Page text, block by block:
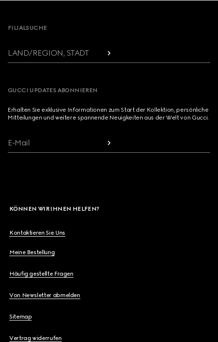
FILIALSUCHE
LAND/REGION, STADT
GUCCI UPDATES ABONNIEREN
Erhalten Sie exklusive Informationen zum Start der Kollektion, persönliche
Mitteilungen und weitere spannende Neuigkeiten aus der Welt von Gucci.
E-Mail
KÖNNEN WIR IHNEN HELFEN?
Kontaktieren Sie Uns
Meine Bestellung
Häufig gestellte Fragen
Von Newsletter abmelden
Sitemap
Vertrag widerrufen